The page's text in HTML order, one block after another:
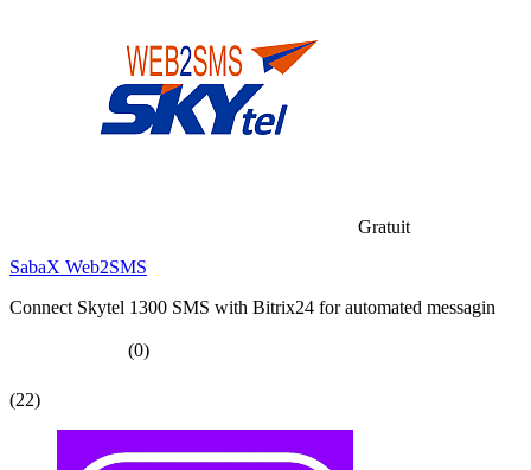
Gratuit
SabaX Web2SMS
Connect Skytel 1300 SMS with Bitrix24 for automated messagin
(0)
(22)